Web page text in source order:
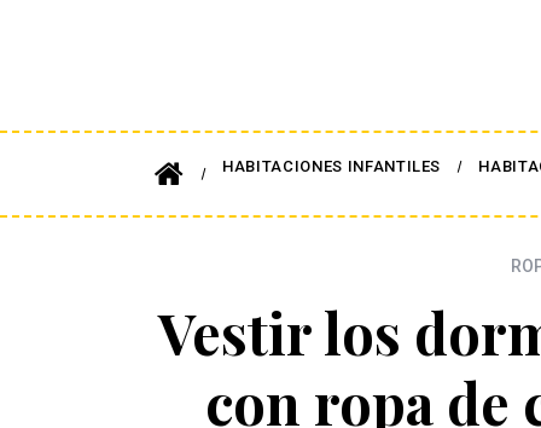
HABITACIONES INFANTILES
Vestir los
con ropa de